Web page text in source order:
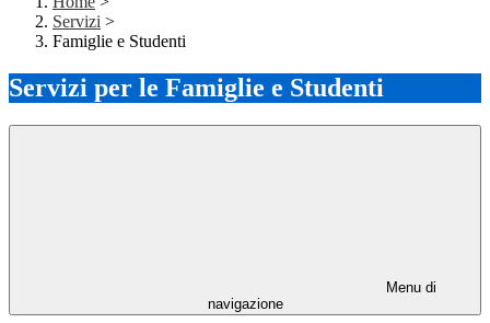
Servizi >
Famiglie e Studenti
Servizi per le Famiglie e Studenti
Menu di
navigazione